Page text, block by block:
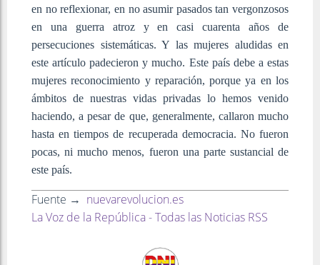
en no reflexionar, en no asumir pasados tan vergonzosos
en una guerra atroz y en casi cuarenta años de
persecuciones sistemáticas. Y las mujeres aludidas en
este artículo padecieron y mucho. Este país debe a estas
mujeres reconocimiento y reparación, porque ya en los
ámbitos de nuestras vidas privadas lo hemos venido
haciendo, a pesar de que, generalmente, callaron mucho
hasta en tiempos de recuperada democracia. No fueron
pocas, ni mucho menos, fueron una parte sustancial de
este país.
Fuente → nuevarevolucion.es
La Voz de la República - Todas las Noticias RSS